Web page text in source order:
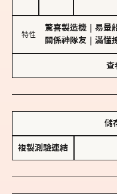
特性
驚喜製造機 易暈
關係神隊友
滿懂
查
儲
複製測驗連結